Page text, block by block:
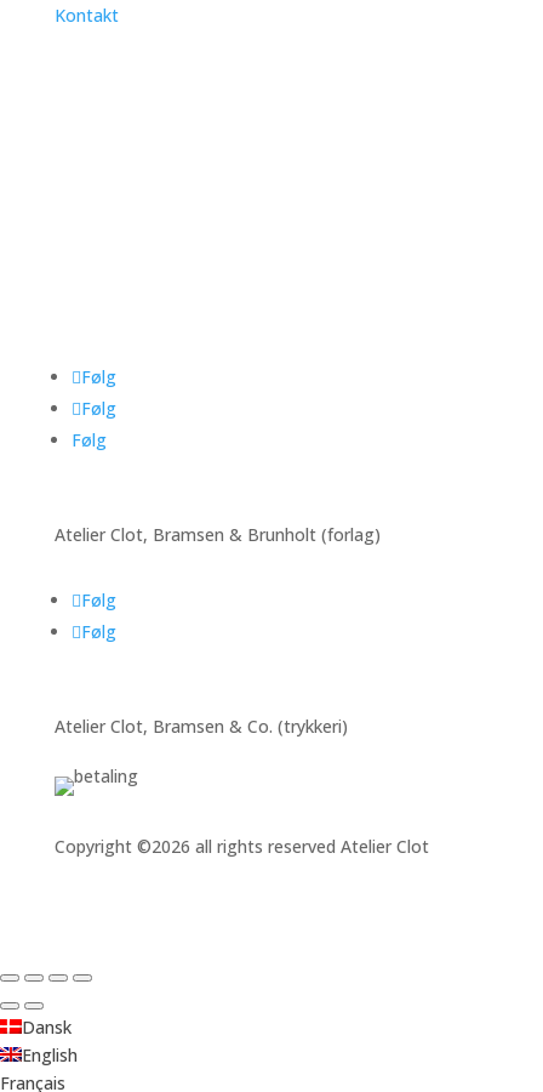
Kontakt
Følg
Følg
Følg
Atelier Clot, Bramsen & Brunholt (forlag)
Følg
Følg
Atelier Clot, Bramsen & Co. (trykkeri)
Copyright ©2026 all rights reserved Atelier Clot
Dansk
English
Français